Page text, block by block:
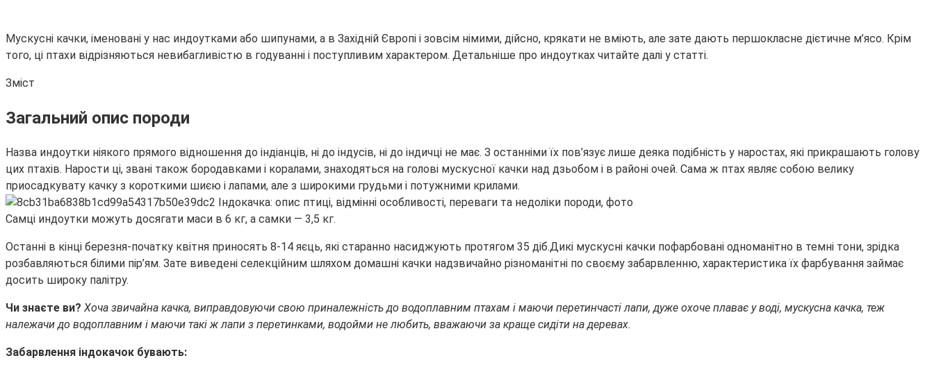
Мускусні качки, іменовані у нас индоутками або шипунами, а в Західній Європі і зовсім німими, дійсно, крякати не вміють, але зате дають першокласне дієтичне м’ясо. Крім
того, ці птахи відрізняються невибагливістю в годуванні і поступливим характером. Детальніше про индоутках читайте далі у статті.
Зміст
Загальний опис породи
Назва индоутки ніякого прямого відношення до індіанців, ні до індусів, ні до індичці не має. З останніми їх пов’язує лише деяка подібність у наростах, які прикрашають голову
цих птахів. Нарости ці, звані також бородавками і коралами, знаходяться на голові мускусної качки над дзьобом і в районі очей. Сама ж птах являє собою велику
приосадкувату качку з короткими шиєю і лапами, але з широкими грудьми і потужними крилами.
Самці индоутки можуть досягати маси в 6 кг, а самки — 3,5 кг.
Останні в кінці березня-початку квітня приносять 8-14 яєць, які старанно насиджують протягом 35 діб.Дикі мускусні качки пофарбовані одноманітно в темні тони, зрідка
розбавляються білими пір’ям. Зате виведені селекційним шляхом домашні качки надзвичайно різноманітні по своєму забарвленню, характеристика їх фарбування займає
досить широку палітру.
Чи знаєте ви? Хоча звичайна качка, виправдовуючи свою приналежність до водоплавним птахам і маючи перетинчасті лапи, дуже охоче плаває у воді, мускусна качка, теж
належачи до водоплавним і маючи такі ж лапи з перетинками, водойми не любить, вважаючи за краще сидіти на деревах.
Забарвлення індокачок бувають: